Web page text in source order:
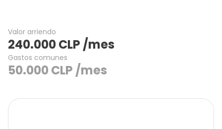
Valor arriendo
240.000CLP /mes
Gastos comunes
50.000 CLP /mes